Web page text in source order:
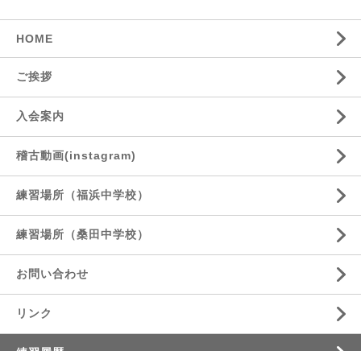
HOME
ご挨拶
入会案内
稽古動画(instagram)
練習場所（福浜中学校）
練習場所（桑田中学校）
お問い合わせ
リンク